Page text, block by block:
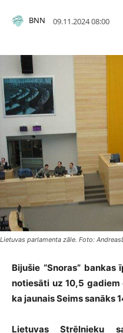
BNN 09.11.2024 08:00
Lietuvas parlamenta zāle. Foto:
Bijušie “Snoras”
notiesāti uz 10,5
ka jaunais Seims sanāks
Lietuvas Strēlnieku